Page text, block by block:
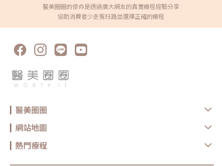
醫美圈圈的使命是透過廣大網友的真實療程經驗分享
協助消費者少走冤枉路並選擇正確的療程
醫美圈圈
網站地圖
熱門療程